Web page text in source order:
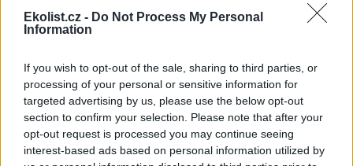
Ekolist.cz - Do Not Process My Personal
Information
If you wish to opt-out of the sale, sharing to third parties, or
processing of your personal or sensitive information for
targeted advertising by us, please use the below opt-out
section to confirm your selection. Please note that after your
opt-out request is processed you may continue seeing
interest-based ads based on personal information utilized by
etapových her.
Jak si stojí český venkov?
1.9.2000 | Lucie Domonkošová
Krajina českého venkova byla před rokem 1989 silně devastována.
Extenzivní hospodářství a bezohledné využívání zanechalo na její
tváři mnoho jizev. Dnes je venkovská krajina vážně ohrožena, ať již
vylidňováním venkova, či dopady zemědělské činnosti. Vyvstává
tedy nutnost krajinu chránit. O této problematice pojednává kniha